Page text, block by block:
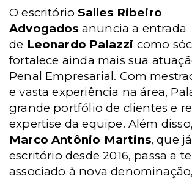
O escritórioSalles Ribeiro
Advogados anuncia a entrada
de Leonardo Palazzi como
fortalece ainda mais sua
Penal Empresarial. Com
e vasta experiência na área,
grande portfólio de clientes e
expertise da equipe. Além
Marco Antônio Martins, que
escritório desde 2016, passa a
associado à nova denominação,